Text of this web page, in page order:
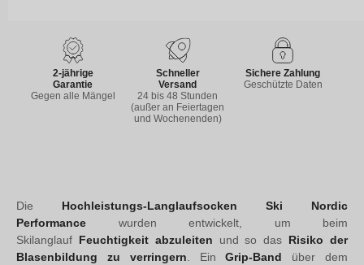
2-jährige
Garantie
Gegen alle Mängel
Schneller
Versand
24 bis 48 Stunden
(außer an Feiertagen
und Wochenenden)
Sichere Zahlung
Geschützte Daten
Die Hochleistungs-Langlaufsocken Ski Nordic
Performance wurden entwickelt, um beim
Skilanglauf Feuchtigkeit abzuleiten und so das Risiko der
Blasenbildung zu verringern. EinGrip-Band über dem